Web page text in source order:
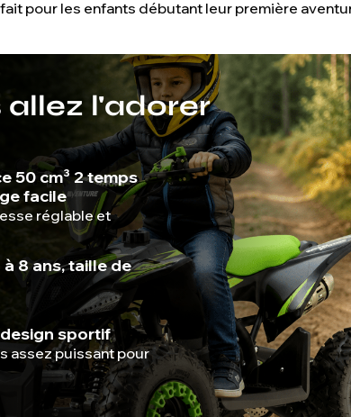
pour les enfants débutant leur première
allez l'adorer
50 cm³ 2 temps
facile
réglable et
8 ans, taille de
sportif
assez puissant pour